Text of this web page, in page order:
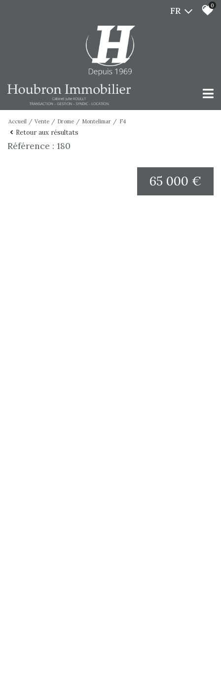
FR 0
Accueil Vente Drome Montelimar F4
Retour aux résultats
Référence : 180
65 000 €